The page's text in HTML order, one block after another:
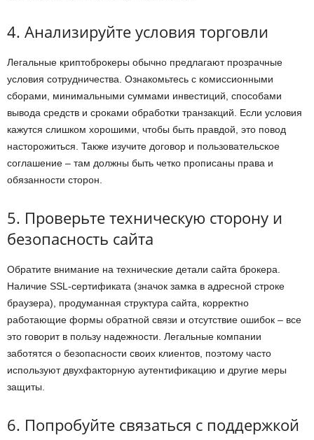
4. Анализируйте условия торговли
Легальные криптоброкеры обычно предлагают прозрачные
условия сотрудничества. Ознакомьтесь с комиссионными
сборами, минимальными суммами инвестиций, способами
вывода средств и сроками обработки транзакций. Если условия
кажутся слишком хорошими, чтобы быть правдой, это повод
насторожиться. Также изучите договор и пользовательское
соглашение – там должны быть четко прописаны права и
обязанности сторон.
5. Проверьте техническую сторону и
безопасность сайта
Обратите внимание на технические детали сайта брокера.
Наличие SSL-сертификата (значок замка в адресной строке
браузера), продуманная структура сайта, корректно
работающие формы обратной связи и отсутствие ошибок – все
это говорит в пользу надежности. Легальные компании
заботятся о безопасности своих клиентов, поэтому часто
используют двухфакторную аутентификацию и другие меры
защиты.
6. Попробуйте связаться с поддержкой